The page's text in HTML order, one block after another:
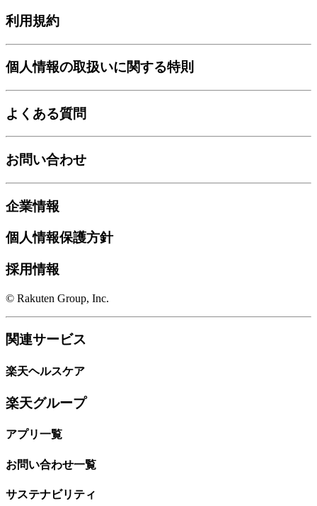
利用規約
個人情報の取扱いに関する特則
よくある質問
お問い合わせ
企業情報
個人情報保護方針
採用情報
© Rakuten Group, Inc.
関連サービス
楽天ヘルスケア
楽天グループ
アプリ一覧
お問い合わせ一覧
サステナビリティ